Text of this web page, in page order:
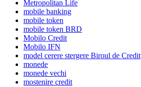
Metropolitan Life
mobile banking
mobile token
mobile token BRD
Mobilo Credit
Mobilo IFN
model cerere stergere Biroul de Credit
monede
monede vechi
mostenire credit